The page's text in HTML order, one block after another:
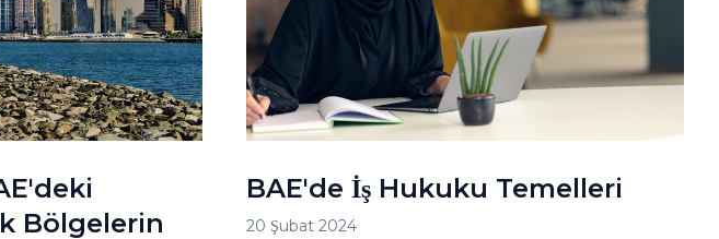
Bölgelerin
BAE'de İş Hukuku Temelleri
20 Şubat 2024